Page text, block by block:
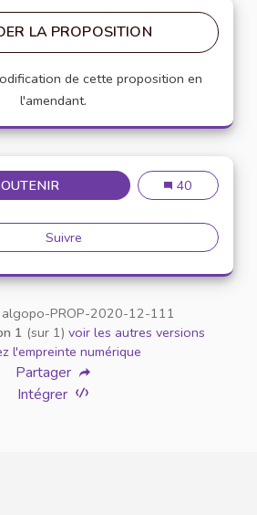
LA PROPOSITION
de cette proposition en
l'amendant.
MISE À DISPOSITION
Mise à
40
Suivre Mise à disposition d'outils
algopo-PROP-2020-12-111
1 (sur 1) voir les autres versions
l'empreinte numérique
Partager
Intégrer